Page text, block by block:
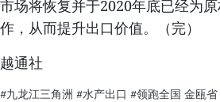
市场将恢复并于2020年底已经为
作，从而提升出口价值。（完）
越通社
#九龙江三角洲 #水产出口 #领跑全国 金瓯省